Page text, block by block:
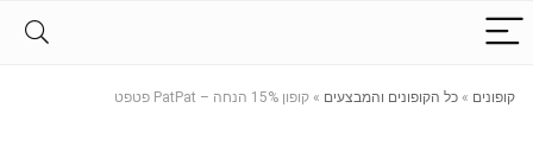
קופונים » כל הקופונים והמבצעים » קופון 15% הנחה – PatPat פטפט